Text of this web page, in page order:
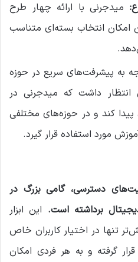
میدجرنی با ارائه چهار طرح
امکان انتخاب بسته‌ای متناسب
به پیشرفت‌های سریع در حوزه
داشت که میدجرنی در
کند و در حوزه‌های مختلفی
مورد استفاده قرار گیرد.
دسترسی، گامی بزرگ در
برداشته است. این ابزار
تنها در اختیار کاربران خاص
گرفته و به هر فردی امکان